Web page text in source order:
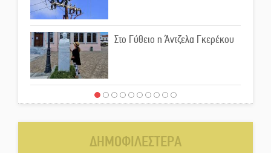
Στο Γύθειο η Άντζελα Γκερέκου
Νταλίκα έπεσε σε γκρεμό στον
ΔΗΜΟΦΙΛΕΣΤΕΡΑ